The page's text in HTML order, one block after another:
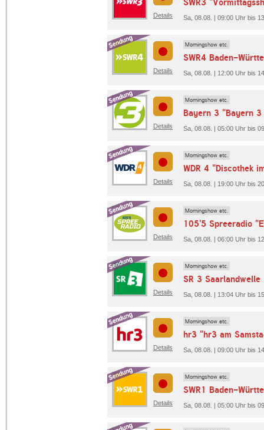
Details
SWR3
Sa, 08.08. | 09:00 Uhr bis
Details
Morningshow etc.
SWR4 Baden-
Sa, 08.08. | 12:00 Uhr bis
Details
Morningshow etc.
Bayern 3 "Bayern 3
Sa, 08.08. | 05:00 Uhr bis
Details
Morningshow etc.
WDR 4 "Discothek
Sa, 08.08. | 19:00 Uhr bis
Details
Morningshow etc.
105'5 Spreeradio
Sa, 08.08. | 06:00 Uhr bis
Details
Morningshow etc.
SR 3
Sa, 08.08. | 13:04 Uhr bis
Details
Morningshow etc.
hr3 "hr3 am
Sa, 08.08. | 09:00 Uhr bis
Details
Morningshow etc.
SWR1 Baden-
Sa, 08.08. | 05:00 Uhr bis